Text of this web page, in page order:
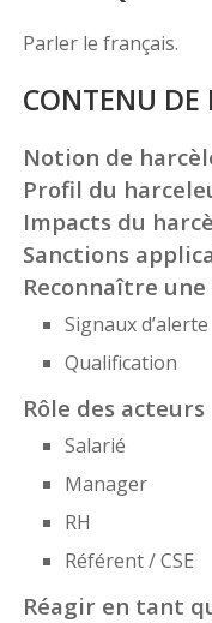
Parler le français.
CONTENU
Notion de
Profil du
Impacts du
Sanctions
Reconnaître
Signaux d’alerte
Qualification
Rôle des acteurs
Salarié
Manager
RH
Référent / CSE
Réagir en tant